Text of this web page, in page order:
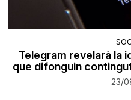
Telegram revelarà la
que difonguin
23/